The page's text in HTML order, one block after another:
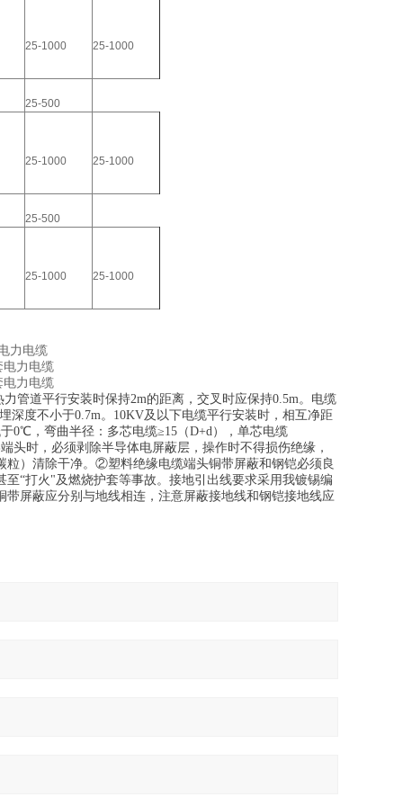
25-1000 25-1000
25-500
25-1000 25-1000
25-500
25-1000 25-1000
力电缆
电力电缆
电力电缆
管道平行安装时保持2m的距离，交叉时应保持0.5m。电缆
深度不小于0.7m。10KV及以下电缆平行安装时，相互净距
0℃，弯曲半径：多芯电缆≥15（D+d），单芯电缆
时，必须剥除半导体电屏蔽层，操作时不得损伤绝缘，
）清除干净。②塑料绝缘电缆端头铜带屏蔽和钢铠必须良
“打火"及燃烧护套等事故。接地引出线要求采用我镀锡编
屏蔽应分别与地线相连，注意屏蔽接地线和钢铠接地线应